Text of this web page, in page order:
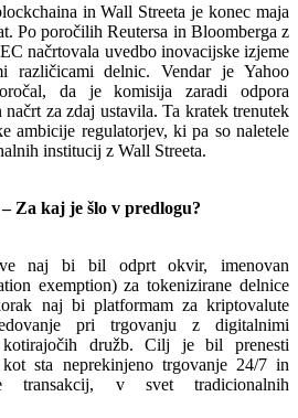
in Wall Streeta je konec maja
Po poročilih Reutersa in Bloomberga z
načrtovala uvedbo inovacijske izjeme
različicami delnic. Vendar je Yahoo
da je komisija zaradi odpora
načrt za zdaj ustavila. Ta kratek trenutek
ambicije regulatorjev, ki pa so naletele
institucij z Wall Streeta.
Za kaj je šlo v predlogu?
naj bi bil odprt okvir, imenovan
exemption) za tokenizirane delnice
naj bi platformam za kriptovalute
pri trgovanju z digitalnimi
družb. Cilj je bil prenesti
sta neprekinjeno trgovanje 24/7 in
transakcij, v svet tradicionalnih